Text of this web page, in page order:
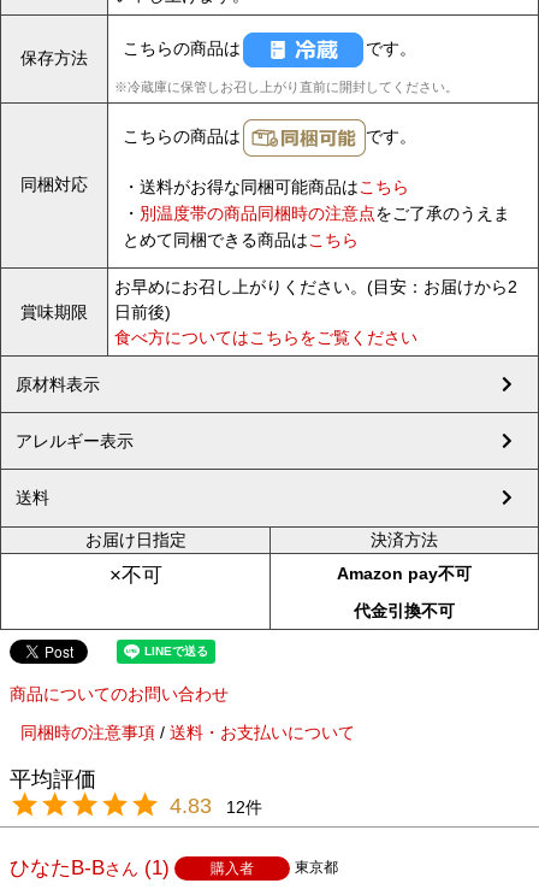
保存方法
こちらの商品は です。
※冷蔵庫に保管しお召し上がり直前に開封してください。
同梱対応
こちらの商品は です。
・送料がお得な同梱可能商品はこちら
・ 別温度帯の商品同梱時の注意点をご了承のうえま
とめて同梱できる商品はこちら
賞味期限
お早めにお召し上がりください。(目安：お届けから2
日前後)
食べ方についてはこちらをご覧ください
原材料表示
アレルギー表示
送料
お届け日指定
×不可
決済方法
Amazon pay不可
代金引換不可
商品についてのお問い合わせ
同梱時の注意事項/ 送料・お支払いについて
4.83 12
ひなたB-B 1 購入者 東京都